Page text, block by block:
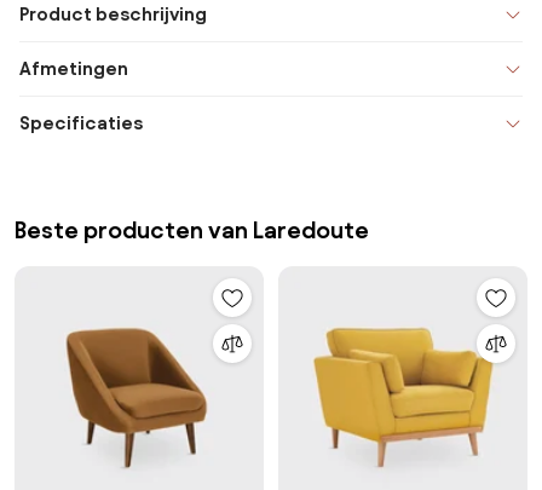
Product beschrijving
Afmetingen
Specificaties
Beste producten van Laredoute